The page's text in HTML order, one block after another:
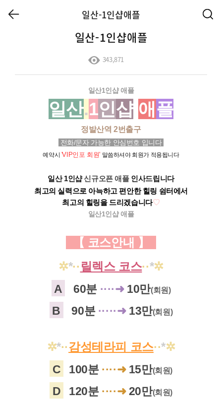
일산-1인샵애플
일산-1인샵애플
343,871
일산1인샵 애플
일산.1인샵 애플
정발산역 2번출구
전화/문자가능한 안심번호 입니다
예약시 'VIP인포 회원' 말씀하셔야 회원가 적용됩니다
일산 1인샵신규오픈 애플 인사드립니다
최고의 실력으로 아늑하고 편안한 힐링 쉼터에서
최고의 힐링을 드리겠습니다♡
일산1인샵 애플
【 코스안내 】
✲*·· 릴렉스 코스··*✲
A 60분 ····➜10만(회원)
B 90분 ·····➜13만(회원)
✲*··감성테라피 코스··*✲
C 100분 ····➜ 15만(회원)
D 120분 ····➜20만(회원)